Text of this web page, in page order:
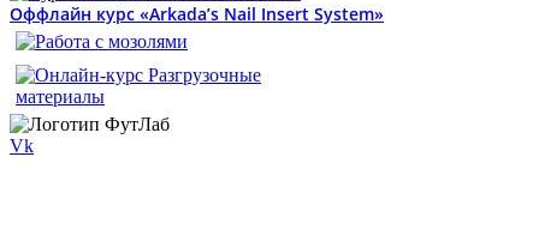
Оффлайн курс «Arkada’s Nail Insert System»
Vk